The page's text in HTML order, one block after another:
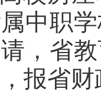
中职
，省
报省